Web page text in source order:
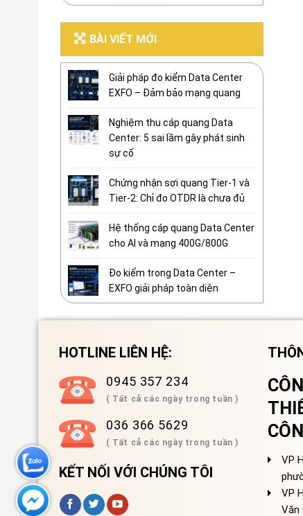
BÀI VIẾT MỚI
Giải pháp đo kiểm Data Center
EXFO – Đảm bảo mạng quang
Nghiệm thu cáp quang Data
Center: 5 sai lầm gây phát sinh
sự cố
Chứng nhận sợi quang Tier-1 và
Tier-2: Chỉ đo OTDR là chưa đủ
Hệ thống cáp quang Data Center
cho AI và mạng 400G/800G
Đo kiểm trong Data Center –
EXFO giải pháp toàn diện
HOTLINE LIÊN HỆ:
0945 357 234
( Tất cả các ngày trong tuần )
036 366 5629
( Tất cả các ngày trong tuần )
KẾT NỐI VỚI CHÚNG TÔI
VP
VP
Văn